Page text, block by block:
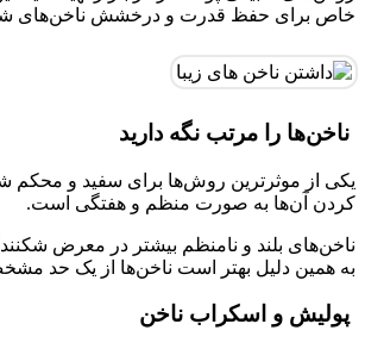
خاص برای حفظ قدرت و درخشش ناخن‌های
ناخن‌ها را مرتب نگه دارید
یکی از موثرترین روش‌ها برای سفید و محکم
کردن آن‌ها به صورت منظم و هفتگی است.
ناخن‌های بلند و نامنظم بیشتر در معرض
به همین دلیل بهتر است ناخن‌ها از یک حد
پولیش و اسکراب ناخن